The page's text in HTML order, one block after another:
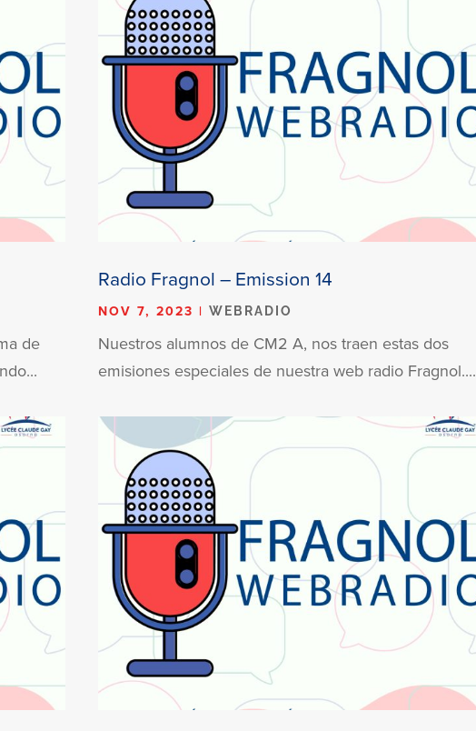
de
Radio Fragnol – Emission 14
NOV 7, 2023 |WEBRADIO
Nuestros alumnos de CM2 A, nos traen estas dos
emisiones especiales de nuestra web radio Fragnol....